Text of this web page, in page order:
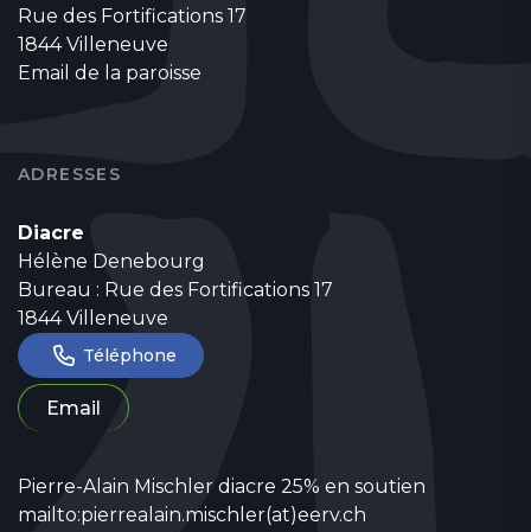
Rue des Fortifications 17
1844 Villeneuve
Email de la paroisse
ADRESSES
Diacre
Hélène Denebourg
Bureau : Rue des Fortifications 17
1844 Villeneuve
Téléphone
Email
Pierre-Alain Mischler diacre 25% en soutien
mailto:pierrealain.mischler(at)eerv.ch